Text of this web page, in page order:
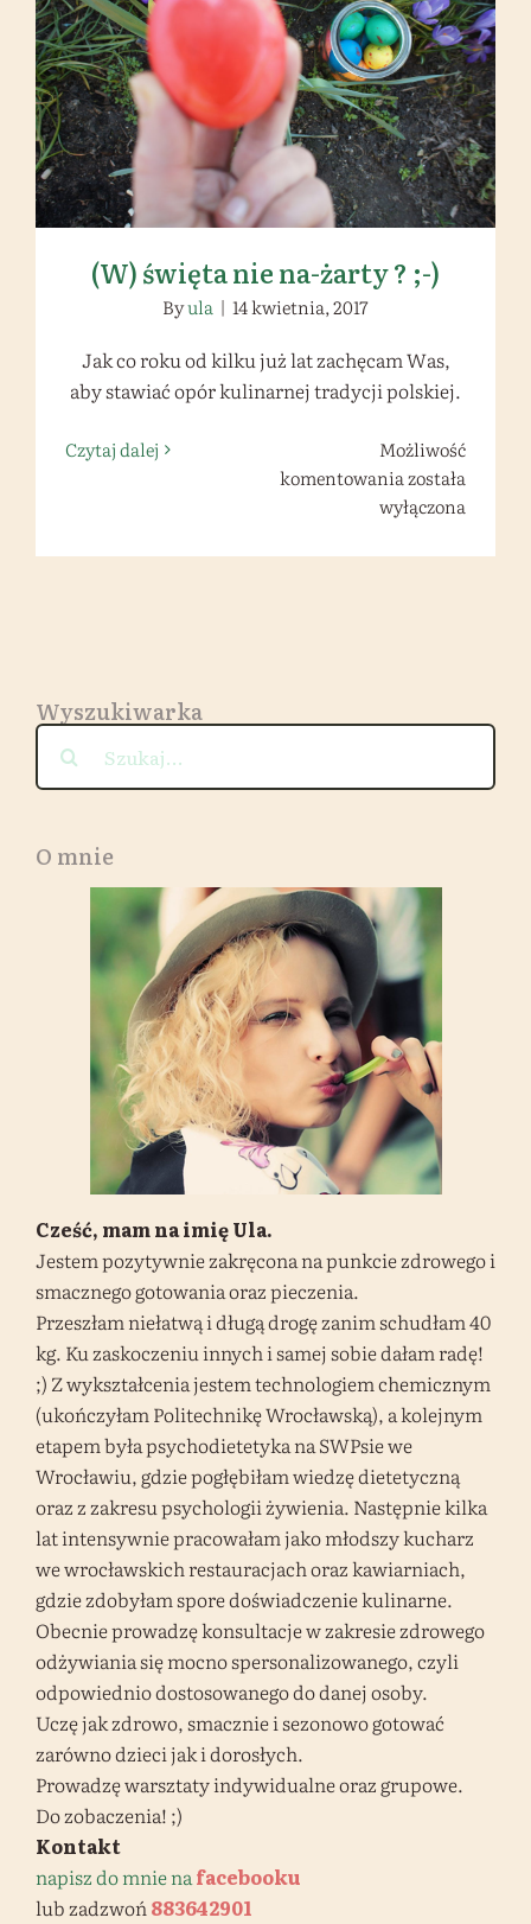
(W) święta nie na-żarty ? ;-)
(W) święta nie na-żarty ? ;-)
Byula | 14 kwietnia, 2017
Jak co roku od kilku już lat zachęcam Was,
aby stawiać opór kulinarnej tradycji polskiej.
Czytaj dalej
Możliwość
komentowania(W)
święta
na-
została
wyłączona
Wyszukiwarka
Szukaj
O mnie
Cześć, mam na imię Ula.
Jestem pozytywnie zakręcona na punkcie zdrowego i
smacznego gotowania oraz pieczenia.
Przeszłam niełatwą i długą drogę zanim schudłam 40
kg. Ku zaskoczeniu innych i samej sobie dałam radę!
;) Z wykształcenia jestem technologiem chemicznym
(ukończyłam Politechnikę Wrocławską), a kolejnym
etapem była psychodietetyka na SWPsie we
Wrocławiu, gdzie pogłębiłam wiedzę dietetyczną
oraz z zakresu psychologii żywienia. Następnie kilka
lat intensywnie pracowałam jako młodszy kucharz
we wrocławskich restauracjach oraz kawiarniach,
gdzie zdobyłam spore doświadczenie kulinarne.
Obecnie prowadzę konsultacje w zakresie zdrowego
odżywiania się mocno spersonalizowanego, czyli
odpowiednio dostosowanego do danej osoby.
Uczę jak zdrowo, smacznie i sezonowo gotować
zarówno dzieci jak i dorosłych.
Prowadzę warsztaty indywidualne oraz grupowe.
Do zobaczenia! ;)
Kontakt
napisz do mnie nafacebooku
lub zadzwoń883642901